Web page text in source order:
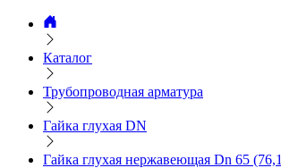
Каталог
Трубопроводная арматура
Гайка глухая DN
Гайка глухая нержавеющая Dn 65